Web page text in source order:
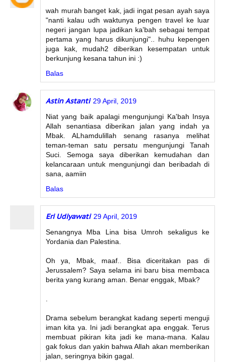
wah murah banget kak, jadi ingat pesan ayah saya
"nanti kalau udh waktunya pengen travel ke luar
negeri jangan lupa jadikan ka'bah sebagai tempat
pertama yang harus dikunjungi".. huhu kepengen
juga kak, mudah2 diberikan kesempatan untuk
berkunjung kesana tahun ini :)
Balas
Astin Astanti 29 April, 2019
Niat yang baik apalagi mengunjungi Ka'bah Insya
Allah senantiasa diberikan jalan yang indah ya
Mbak. ALhamdulillah senang rasanya melihat
teman-teman satu persatu mengunjungi Tanah
Suci. Semoga saya diberikan kemudahan dan
kelancaraan untuk mengunjungi dan beribadah di
sana, aamiin
Balas
Eri Udiyawati 29 April, 2019
Senangnya Mba Lina bisa Umroh sekaligus ke
Yordania dan Palestina.
Oh ya, Mbak, maaf.. Bisa diceritakan pas di
Jerussalem? Saya selama ini baru bisa membaca
berita yang kurang aman. Benar enggak, Mbak?
Drama sebelum berangkat kadang seperti menguji
iman kita ya. Ini jadi berangkat apa enggak. Terus
membuat pikiran kita jadi ke mana-mana. Kalau
gak fokus dan yakin bahwa Allah akan memberikan
jalan, seringnya bikin gagal.